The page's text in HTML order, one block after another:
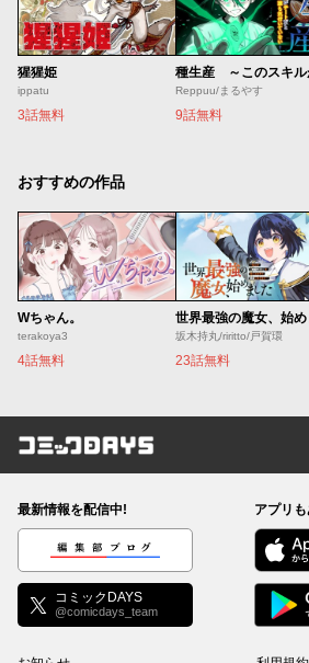
猩猩姫
ippatu
3話無料
Reppuu/まるやす
9話無料
おすすめの作品
Wちゃん。
terakoya3
4話無料
坂木持丸/riritto/戸賀環
23話無料
コミックDAYS
最新情報を配信中!
編集部ブログ
コミックDAYS
@comicdays_team
アプリ